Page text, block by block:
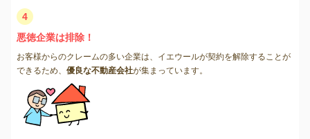
4
悪徳企業は排除！
お客様からのクレームの多い企業は、イエウールが契約を解除することが
できるため、 優良な不動産会社が集まっています。